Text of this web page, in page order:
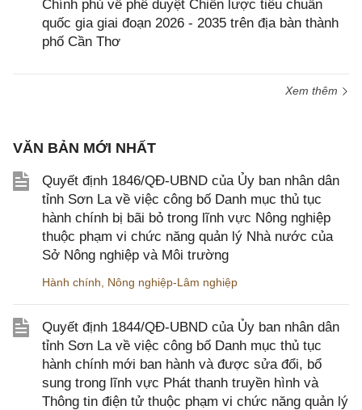
Chính phủ về phê duyệt Chiến lược tiêu chuẩn
quốc gia giai đoạn 2026 - 2035 trên địa bàn thành
phố Cần Thơ
Xem thêm
VĂN BẢN MỚI NHẤT
Quyết định 1846/QĐ-UBND của Ủy ban nhân dân
tỉnh Sơn La về việc công bố Danh mục thủ tục
hành chính bị bãi bỏ trong lĩnh vực Nông nghiệp
thuộc phạm vi chức năng quản lý Nhà nước của
Sở Nông nghiệp và Môi trường
Hành chính Nông nghiệp-Lâm nghiệp
Quyết định 1844/QĐ-UBND của Ủy ban nhân dân
tỉnh Sơn La về việc công bố Danh mục thủ tục
hành chính mới ban hành và được sửa đổi, bổ
sung trong lĩnh vực Phát thanh truyền hình và
Thông tin điện tử thuộc phạm vi chức năng quản lý